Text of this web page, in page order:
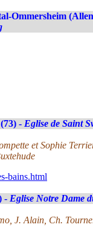
Ommersheim
- Eglise de Saint
et Sophie
bains.html
- Eglise Notre Dame
J. Alain, Ch.